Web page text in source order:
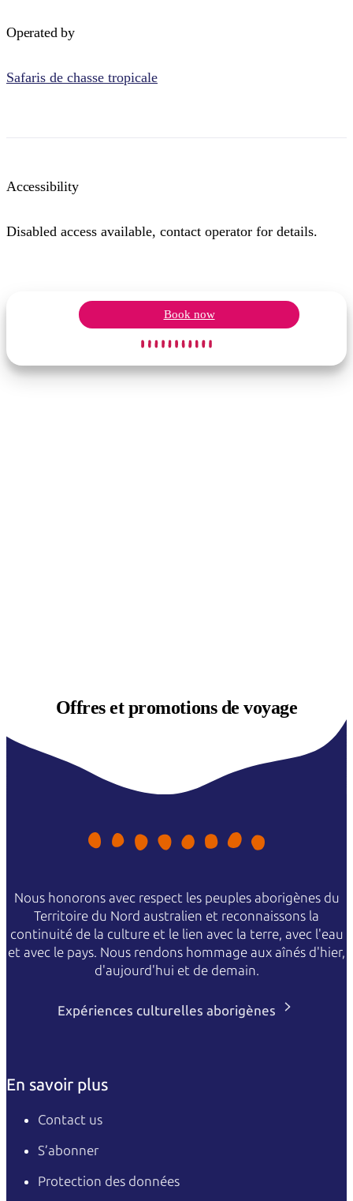
Operated by
Safaris de chasse tropicale
Accessibility
Disabled access available, contact operator for details.
Book now
Offres etpromotions de voyage
Nous honorons avec respect les peuples aborigènes du
Territoire du Nord australien et reconnaissons la
continuité de la culture et le lien avec la terre, avec l'eau
et avec le pays. Nous rendons hommage aux aînés d'hier,
d'aujourd'hui et de demain.
Expériences culturelles aborigènes
En savoir plus
Contact us
S’abonner
Protection des données